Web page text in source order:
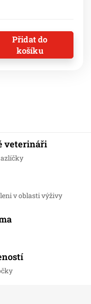
Přidat do
košíku
veterináři
v oblasti výživy